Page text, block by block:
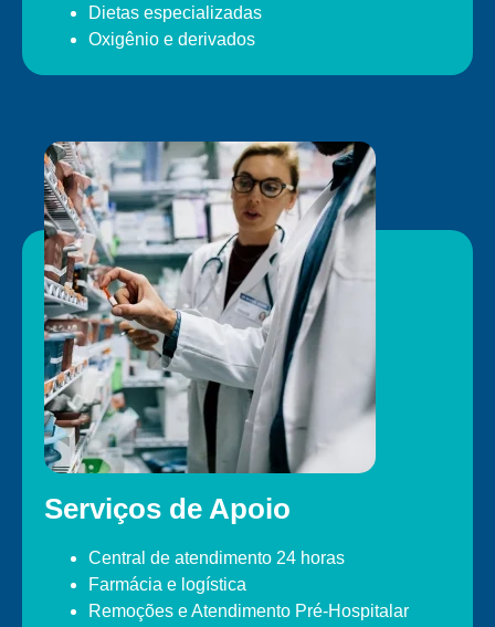
Dietas especializadas
Oxigênio e derivados
Serviços de Apoio
Central de atendimento 24 horas
Farmácia e logística
Remoções e Atendimento Pré-Hospitalar